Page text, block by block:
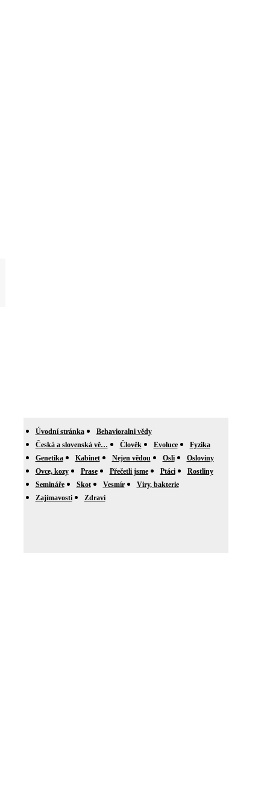
Úvodní stránka
Behavioralni vědy
Česká a slovenská vě…
Člověk Evoluce
Fyzika
Genetika
Kabinet Nejen vědou Osli
Osloviny
Ovce, kozy
Prase Přečetli jsme Ptáci
Rostliny
Semináře
Skot Vesmír
Viry, bakterie
Zajímavosti
Zdraví